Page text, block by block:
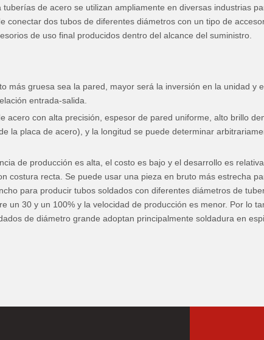
de acero se utilizan ampliamente en diversas industrias
dos tubos de diferentes diámetros con un tipo de
de uso final producidos dentro del alcance del suministro.
más gruesa sea la pared, mayor será la inversión en la unidad y
entrada-salida.
con alta precisión, espesor de pared uniforme, alto brillo
la placa de acero), y la longitud se puede determinar
de producción es alta, el costo es bajo y el desarrollo es
costura recta. Se puede usar una pieza en bruto más estrecha
para producir tubos soldados con diferentes diámetros de
un 30 y un 100% y la velocidad de producción es menor. Por lo
de diámetro grande adoptan principalmente soldadura en